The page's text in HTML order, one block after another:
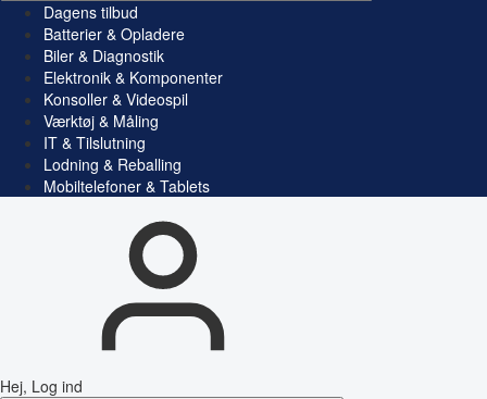
Dagens tilbud
Batterier & Opladere
Biler & Diagnostik
Elektronik & Komponenter
Konsoller & Videospil
Værktøj & Måling
IT & Tilslutning
Lodning & Reballing
Mobiltelefoner & Tablets
Hej, Log ind